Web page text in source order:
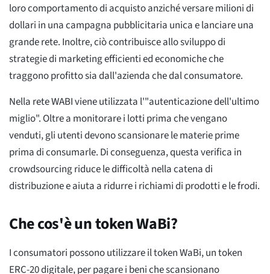
loro comportamento di acquisto anziché versare milioni di
dollari in una campagna pubblicitaria unica e lanciare una
grande rete. Inoltre, ciò contribuisce allo sviluppo di
strategie di marketing efficienti ed economiche che
traggono profitto sia dall'azienda che dal consumatore.
Nella rete WABI viene utilizzata l'"autenticazione dell'ultimo
miglio". Oltre a monitorare i lotti prima che vengano
venduti, gli utenti devono scansionare le materie prime
prima di consumarle. Di conseguenza, questa verifica in
crowdsourcing riduce le difficoltà nella catena di
distribuzione e aiuta a ridurre i richiami di prodotti e le frodi.
Che cos'è un token WaBi?
I consumatori possono utilizzare il token WaBi, un token
ERC-20 digitale, per pagare i beni che scansionano